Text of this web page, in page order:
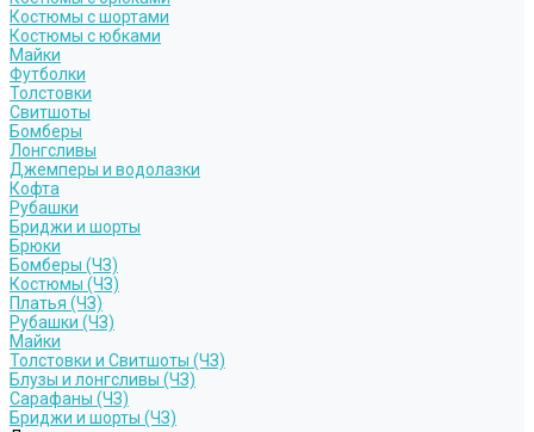
Костюмы с шортами
Костюмы с юбками
Майки
Футболки
Толстовки
Свитшоты
Бомберы
Лонгсливы
Джемперы и водолазки
Кофта
Рубашки
Бриджи и шорты
Брюки
Бомберы (ЧЗ)
Костюмы (ЧЗ)
Платья (ЧЗ)
Рубашки (ЧЗ)
Майки
Толстовки и Свитшоты (ЧЗ)
Блузы и лонгсливы (ЧЗ)
Сарафаны (ЧЗ)
Бриджи и шорты (ЧЗ)